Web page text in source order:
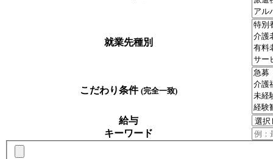
就業先種別
こだわり条件 (完全一致)
給与
キーワード